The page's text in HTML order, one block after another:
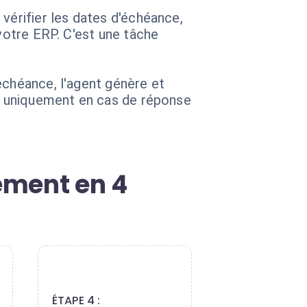
les dates d'échéance,
ERP. C'est une tâche
l'agent génère et
en cas de réponse
en 4
ÉTAPE 4 :